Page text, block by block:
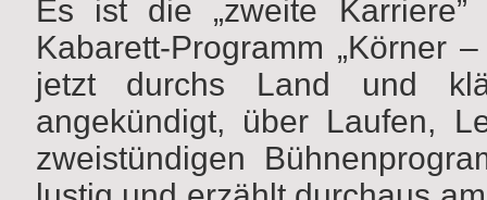
Es ist die „zweite
Kabarett-Programm „Körner
jetzt durchs Land und
angekündigt, über Laufen,
zweistündigen